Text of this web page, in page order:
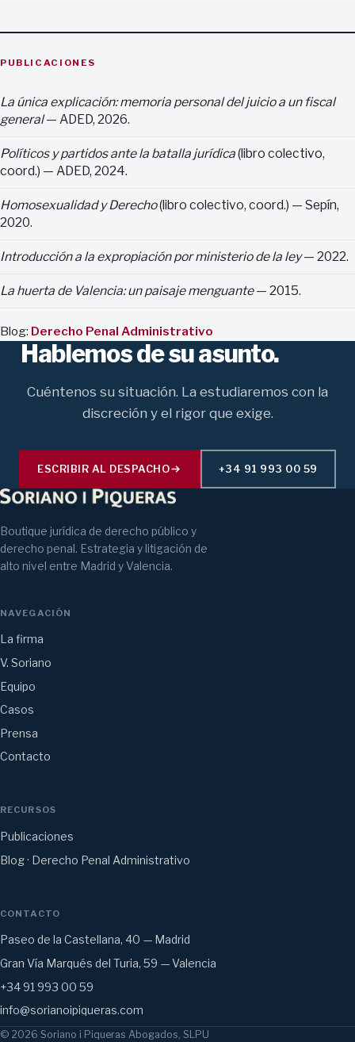
PUBLICACIONES
La única explicación: memoria personal del juicio a un fiscal
general— ADED, 2026.
Políticos y partidos ante la batalla jurídica(libro colectivo,
coord.) — ADED, 2024.
Homosexualidad y Derecho(libro colectivo, coord.) — Sepín,
2020.
Introducción a la expropiación por ministerio de la ley— 2022.
La huerta de Valencia: un paisaje menguante— 2015.
Blog: Derecho Penal Administrativo
Hablemos de su asunto.
Cuéntenos su situación. La estudiaremos con la
discreción y el rigor que exige.
ESCRIBIR AL DESPACHO +34 91 993 00 59
Boutique jurídica de derecho público y
derecho penal. Estrategia y litigación de
alto nivel entre Madrid y Valencia.
NAVEGACIÓN
La firma
V. Soriano
Equipo
Casos
Prensa
Contacto
RECURSOS
Publicaciones
Blog · Derecho Penal Administrativo
CONTACTO
Paseo de la Castellana, 40 — Madrid
Gran Vía Marqués del Turia, 59 — Valencia
+34 91 993 00 59
info@sorianoipiqueras.com
© 2026 Soriano i Piqueras Abogados, SLPU